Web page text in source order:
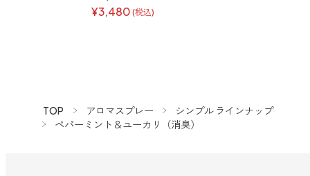
¥3,480 (税込)
TOP アロマスプレー
シンプル ラインナップ
ペパーミント＆ユーカリ（消臭）